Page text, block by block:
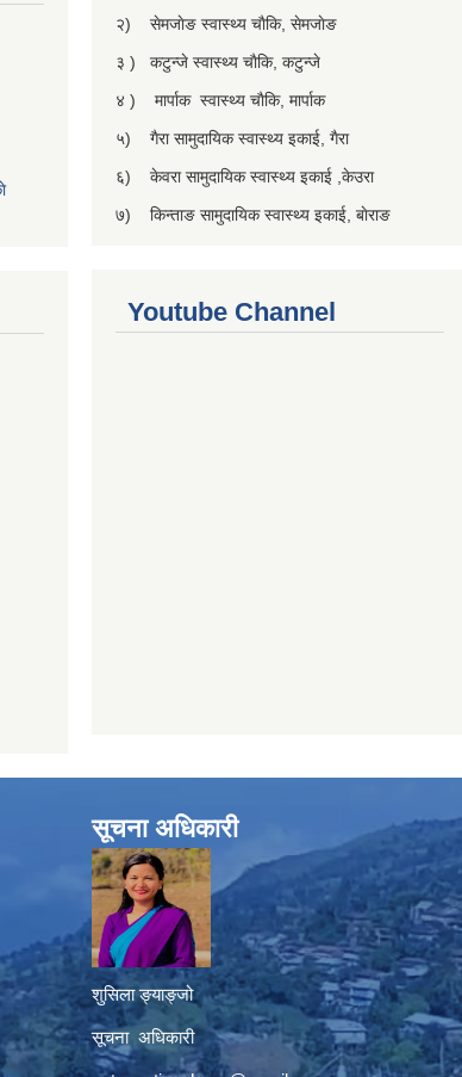
२) सेमजाेङ स्वास्थ्य चाैकि, सेमजाेङ
३ ) कटुन्जे स्वास्थ्य चाैकि, कटुन्जे
४ ) मार्पाक स्वास्थ्य चाैकि, मार्पाक
५) गैरा सामुदायिक स्वास्थ्य इकाई, गैरा
६) केवरा सामुदायिक स्वास्थ्य इकाई ,केउरा
७) किन्ताङ सामुदायिक स्वास्थ्य इकाई, बाेराङ
Youtube Channel
सूचना अधिकारी
शुसिला ङ्याङ्जो
सूचना अधिकारी